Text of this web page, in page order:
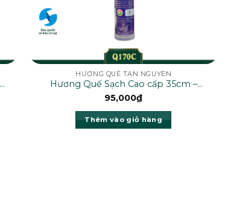
HƯƠNG QUẾ TÂN NGUYÊN
Hương Quế Sạch Cao cấp 35cm –
Q170C
95,000₫
Thêm vào giỏ hàng